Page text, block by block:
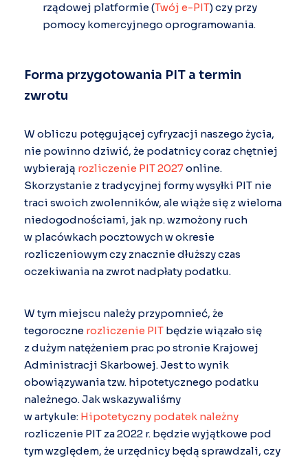
rządowej platformie (Twój e-PIT) czy przy
pomocy komercyjnego oprogramowania.
Forma przygotowania PIT a termin
zwrotu
W obliczu potęgującej cyfryzacji naszego życia,
nie powinno dziwić, że podatnicy coraz chętniej
wybierają rozliczenie PIT 2027online.
Skorzystanie z tradycyjnej formy wysyłki PIT nie
traci swoich zwolenników, ale wiąże się z wieloma
niedogodnościami, jak np. wzmożony ruch
w placówkach pocztowych w okresie
rozliczeniowym czy znacznie dłuższy czas
oczekiwania na zwrot nadpłaty podatku.
W tym miejscu należy przypomnieć, że
tegoroczne rozliczenie PIT będzie wiązało się
z dużym natężeniem prac po stronie Krajowej
Administracji Skarbowej. Jest to wynik
obowiązywania tzw. hipotetycznego podatku
należnego. Jak wskazywaliśmy
w artykule: Hipotetyczny podatek należny
rozliczenie PIT za 2022 r. będzie wyjątkowe pod
tym względem, że urzędnicy będą sprawdzali, czy